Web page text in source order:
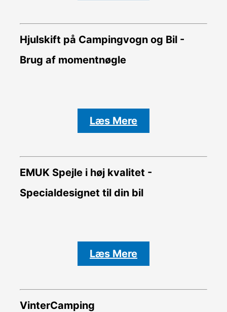
Hjulskift på Campingvogn og Bil -
Brug af momentnøgle
Læs Mere
EMUK Spejle i høj kvalitet -
Specialdesignet til din bil
Læs Mere
VinterCamping